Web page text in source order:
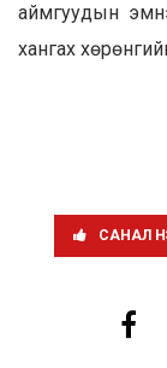
аймгуудын
хангах
САНАЛ